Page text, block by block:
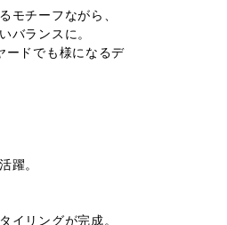
モチーフながら、
バランスに。
ードでも様になるデ
躍。
イリングが完成。